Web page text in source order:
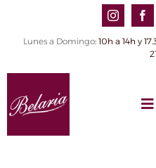
contenido
Lunes a Domingo: 10h a 14h y
INICIO